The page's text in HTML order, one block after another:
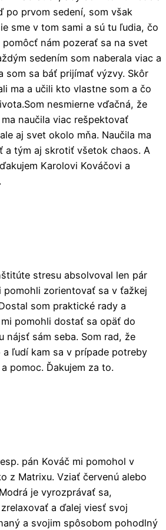
po prvom sedení, som však
sme v tom sami a sú tu ľudia, čo
nám pozerať sa na svet
sedením som naberala viac a
som sa báť prijímať výzvy. Skôr
ma a učili kto vlastne som a čo
nesmierne vďačná, že
naučila viac rešpektovať
aj svet okolo mňa. Naučila ma
a tým aj skrotiť všetok chaos. A
Karolovi Kováčovi a
stresu absolvoval len pár
pomohli zorientovať sa v ťažkej
som praktické rady a
pomohli dostať sa opäť do
nájsť sám seba. Som rad, že
a ľudí kam sa v prípade potreby
pomoc. Ďakujem za to.
pán Kováč mi pomohol v
z Matrixu. Vziať červenú alebo
je vyrozprávať sa,
a ďalej viesť svoj
a svojim spôsobom pohodlný